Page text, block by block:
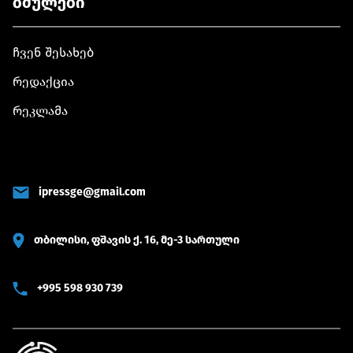
ჩვენ შესახებ
რედაქცია
რეკლამა
ipressge@gmail.com
თბილისი, ფშავის ქ. 16, მე-3 სართული
+995 598 930 739